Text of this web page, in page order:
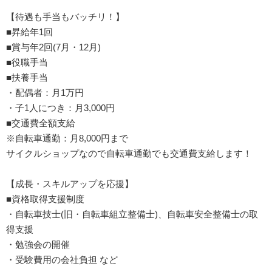
【待遇も手当もバッチリ！】
■昇給年1回
■賞与年2回(7月・12月)
■役職手当
■扶養手当
・配偶者：月1万円
・子1人につき：月3,000円
■交通費全額支給
※自転車通勤：月8,000円まで
サイクルショップなので自転車通勤でも交通費支給します！
【成長・スキルアップを応援】
■資格取得支援制度
・自転車技士(旧・自転車組立整備士)、自転車安全整備士の取
得支援
・勉強会の開催
・受験費用の会社負担 など